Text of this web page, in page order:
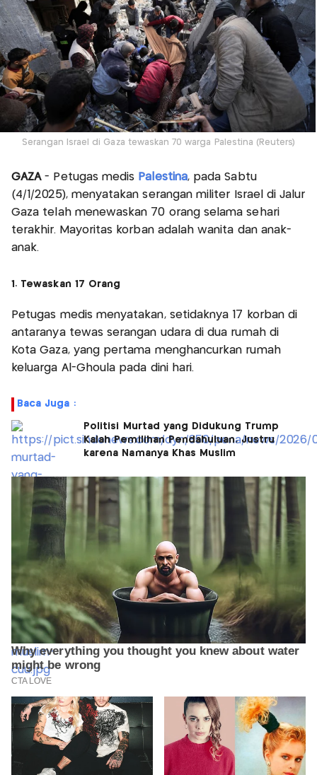
Serangan Israel di Gaza tewaskan 70 warga Palestina (Reuters)
GAZA- Petugas medis Palestina, pada Sabtu
(4/1/2025), menyatakan serangan militer Israel di Jalur
Gaza telah menewaskan 70 orang selama sehari
terakhir. Mayoritas korban adalah wanita dan anak-
anak.
1. Tewaskan 17 Orang
Petugas medis menyatakan, setidaknya 17 korban di
antaranya tewas serangan udara di dua rumah di
Kota Gaza, yang pertama menghancurkan rumah
keluarga Al-Ghoula pada dini hari.
Baca Juga :
Politisi Murtad yang Didukung Trump
Kalah Pemilihan Pendahuluan, Justru
karena Namanya Khas Muslim